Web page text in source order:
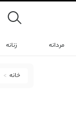
Search
مردانه زنانه
خانه